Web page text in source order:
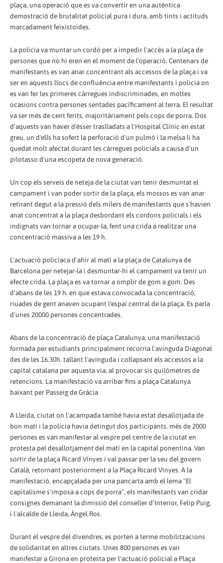
plaça, una operació que es va convertir en una autèntica
demostració de brutalitat policial pura i dura, amb tints i actituds
marcadament feixistoides.
La policia va muntar un cordó per a impedir l'accés a la plaça de
persones que no hi eren en el moment de l'operació. Centenars de
manifestants es van anar concentrant als accessos de la plaça i va
ser en aquests llocs de confluència entre manifestants i policia on
es van fer les primeres càrregues indiscriminades, en moltes
ocasions contra persones sentades pacíficament al terra. El resultat
va ser més de cent ferits, majoritàriament pels cops de porra. Dos
d'aquests van haver d'ésser traslladats a l'Hospital Clínic en estat
greu, un d'ells ha sofert la perforació d'un pulmó i la melsa li ha
quedat molt afectat durant les càrregues policials a causa d'un
pilotasso d'una escopeta de nova generació.
Un cop els serveis de neteja de la ciutat van tenir desmuntat el
campament i van poder sortir de la plaça, els mossos es van anar
retirant degut a la pressió dels milers de manifestants que s'havien
anat concentrat a la plaça desbordant els cordons policials i els
indignats van tornar a ocupar-la, fent una crida a realitzar una
concentració massiva a les 19 h.
L'actuació policíaca d'ahir al matí a la plaça de Catalunya de
Barcelona per netejar-la i desmuntar-hi el campament va tenir un
efecte crida. La plaça es va tornar a omplir de gom a gom. Des
d'abans de les 19 h. en que estava convocada la concentració,
riuades de gent anaven ocupant l'espai central de la plaça. Es parla
d'unes 20000 persones concentrades.
Abans de la concentració de plaça Catalunya, una manifestació
formada per estudiants principalment recorria l'avinguda Diagonal
des de les 16.30h. tallant l'avinguda i col·lapsant els accessos a la
capital catalana per aquesta via, al provocar sis quilòmetres de
retencions. La manifestació va arribar fins a plaça Catalunya
baixant per Passeig de Gràcia
A Lleida, ciutat on l'acampada també havia estat desallotjada de
bon matí i la policia havia detingut dos participants, més de 2000
persones es van manifestar al vespre pel centre de la ciutat en
protesta pel desallotjament del matí en la capital ponentina. Van
sortir de la plaça Ricard Vinyes i val passar per la seu del govern
Català, retornant posteriorment a la Plaça Ricard Vinyes. A la
manifestació, encapçalada per una pancarta amb el lema "El
capitalisme s'imposa a cops de porra", els manifestants van cridar
consignes demanant la dimissió del conseller d'Interior, Felip Puig,
i l'alcalde de Lleida, Àngel Ros.
Durant el vespre del divendres, es porten a terme mobilitzacions
de solidaritat en altres ciutats. Unes 800 persones es van
manifestar a Girona en protesta per l'actuació policial a Plaça